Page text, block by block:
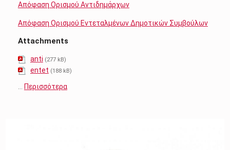
Απόφαση Ορισμού Αντιδημάρχων
Απόφαση Ορισμού Εντεταλμένων Δημοτικών Συμβούλων
Attachments
anti (277 kB)
entet (188 kB)
Περισσότερα